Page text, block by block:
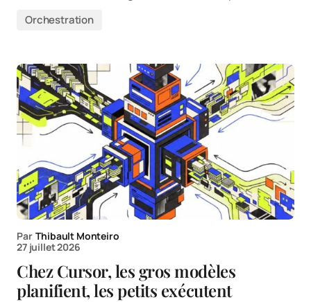
Orchestration
Par Thibault Monteiro
27 juillet 2026
Chez Cursor, les gros modèles
planifient, les petits exécutent